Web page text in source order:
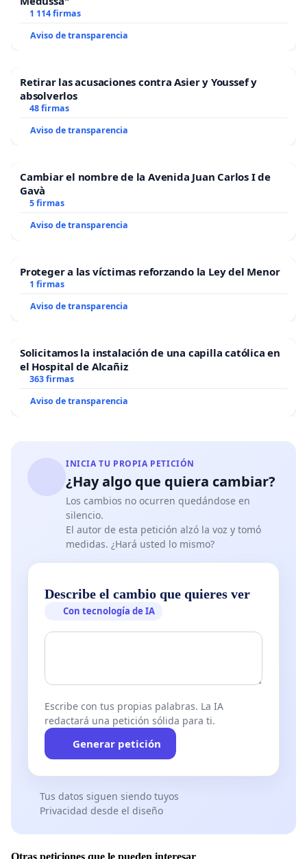
1 114 firmas
Aviso de transparencia
Retirar las acusaciones contra Asier y Youssef y
absolverlos
48 firmas
Aviso de transparencia
Cambiar el nombre de la Avenida Juan Carlos I de
Gavà
5 firmas
Aviso de transparencia
Proteger a las víctimas reforzando la Ley del Menor
1 firmas
Aviso de transparencia
Solicitamos la instalación de una capilla católica en
el Hospital de Alcañiz
363 firmas
Aviso de transparencia
INICIA TU PROPIA PETICIÓN
¿Hay algo que quiera cambiar?
Los cambios no ocurren quedándose en
silencio.
El autor de esta petición alzó la voz y tomó
medidas. ¿Hará usted lo mismo?
Describe el cambio que quieres ver
Con tecnología de IA
Escribe con tus propias palabras. La IA
redactará una petición sólida para ti.
Generar petición
Tus datos siguen siendo tuyos
Privacidad desde el diseño